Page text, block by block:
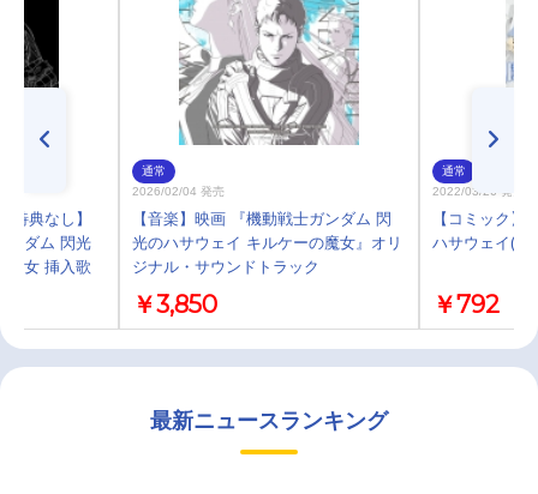
特典なし】
ンダム 閃光
魔女 挿入歌
通常
2026/02/04 発売
【音楽】映画 『機動戦士ガンダム 閃
光のハサウェイ キルケーの魔女』オリ
ジナル・サウンドトラック
￥3,850
通常
2022/03/26 発売
【コミック】
ハサウェイ(2)
￥792
最新ニュースランキング